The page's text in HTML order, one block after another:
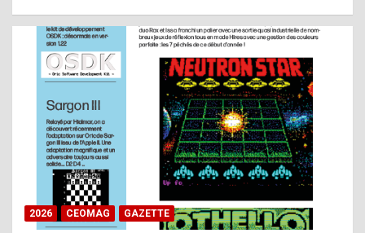
o
m
m
a
y
b
e
b
y
2026 CEOMAG GAZETTE